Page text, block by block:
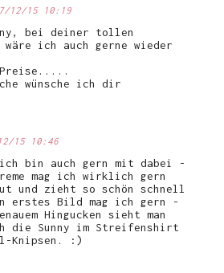
12/15 10:19
bei deiner tollen
wäre ich auch gerne wieder
wünsche ich dir
15 10:46
ich bin auch gern mit dabei -
mag ich wirklich gern
und zieht so schön schnell
erstes Bild mag ich gern -
Hingucken sieht man
die Sunny im Streifenshirt
Knipsen. :)